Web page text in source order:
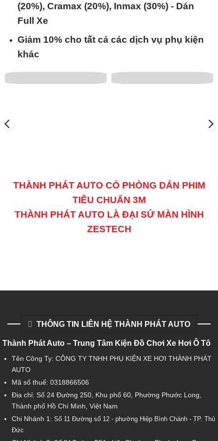
(20%), Cramax (20%), Inmax (30%) - Dán
Full Xe
Giảm 10% cho tất cả các dịch vụ phụ kiện
khác
THÀNH PHÁT AUTO CÓ PHÒNG DÁN PHIM
TIÊU CHUẨN 3M
THÀNH PHÁT AUTO LÀ ĐẠI SỨ MÀN HÌNH
ZESTECH
THÔNG TIN LIÊN HỆ THÀNH PHÁT AUTO
Thành Phát Auto – Trung Tâm Kiện Đồ Chơi Xe Hơi Ô Tô
Tên Công Ty: CÔNG TY TNHH PHỤ KIỆN XE HƠI THÀNH PHÁT
AUTO
Mã số thuế: 0318866506
Địa chỉ: Số 24 Đường 250, Khu phố 60, Phường Phước Long,
Thành phố Hồ Chí Minh, Việt Nam
Chi Nhánh 1: Số 11 Đường số 12 - phường Hiệp Bình Chánh - TP. Thủ
Đức